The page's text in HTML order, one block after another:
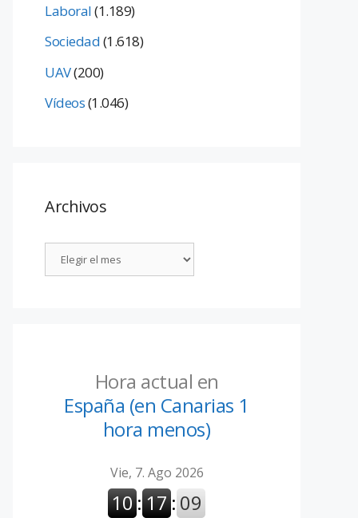
Laboral(1.189)
Sociedad(1.618)
UAV(200)
Vídeos(1.046)
Archivos
Hora actual en
España (en Canarias 1
hora menos)